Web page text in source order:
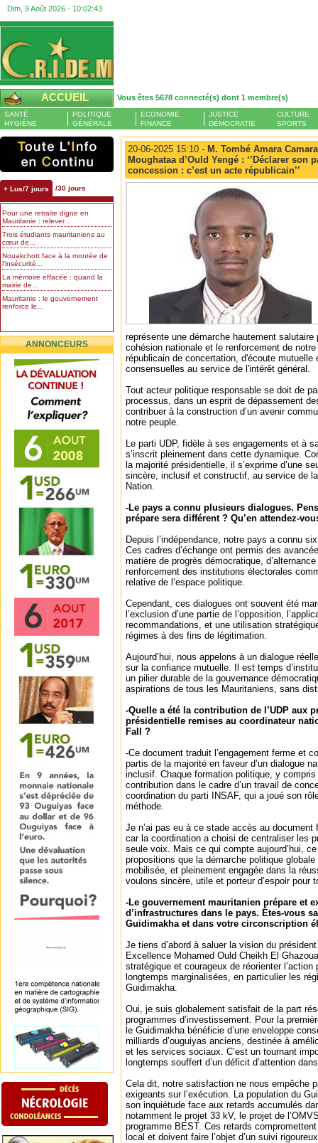
Dim, 9 Août 2026 - 10:02:44
ACCUEIL Vous êtes 5678 connecté(s) dont 1 membre(s)
SANTÉ
HYGIÈNE
POLITIQUE
GÉNÉRALE
ECONOMIE
FINANCE
JUSTICE
DÉMOCRATIE
CULTURE
SPORTS
+ Lus/7 jours /30 jours
Pour une retraite digne en
Mauritanie : relever...
Trois étudiants mauritaniens au
cœur de...
Nouakchott face à la montée de
l’insécurité...
La mémoire effacée : quand la
mairie de...
Mauritanie : le gouvernement
renforce le...
ANNONCEURS
20-06-2025 15:10 - M. Tombé Amara
Moughataa d’Ould Yengé : ‘’Déclarer son
concession : c’est un acte républicain’’
représente une démarche hautement
cohésion nationale et le renforcement de
républicain de concertation, d'écoute mutuelle
consensuelles au service de l'intérêt général.
Tout acteur politique responsable se doit de
processus, dans un esprit de dépassement
contribuer à la construction d’un avenir
notre peuple.
Le parti UDP, fidèle à ses engagements et à
s’inscrit pleinement dans cette dynamique.
la majorité présidentielle, il s’exprime d’une
sincère, inclusif et constructif, au service de
Nation.
-Le pays a connu plusieurs dialogues.
prépare sera différent ? Qu’en attendez-
Depuis l’indépendance, notre pays a connu
Ces cadres d’échange ont permis des
matière de progrès démocratique,
renforcement des institutions électorales
relative de l’espace politique.
Cependant, ces dialogues ont souvent été
l’exclusion d’une partie de l’opposition,
recommandations, et une utilisation
régimes à des fins de légitimation.
Aujourd’hui, nous appelons à un dialogue
sur la confiance mutuelle. Il est temps
un pilier durable de la gouvernance
aspirations de tous les Mauritaniens, sans
-Quelle a été la contribution de l’UDP aux
présidentielle remises au coordinateur
Fall ?
-Ce document traduit l’engagement ferme et
partis de la majorité en faveur d’un dialogue
inclusif. Chaque formation politique, y
contribution dans le cadre d’un travail de
coordination du parti INSAF, qui a joué son
méthode.
Je n’ai pas eu à ce stade accès au
car la coordination a choisi de centraliser les
seule voix. Mais ce qui compte aujourd’hui,
propositions que la démarche politique
mobilisée, et pleinement engagée dans la
voulons sincère, utile et porteur d’espoir pour
-Le gouvernement mauritanien prépare et
d’infrastructures dans le pays. Êtes-vous
Guidimakha et dans votre circonscription
Je tiens d’abord à saluer la vision du
Excellence Mohamed Ould Cheikh El
stratégique et courageux de réorienter
longtemps marginalisées, en particulier les
Guidimakha.
Oui, je suis globalement satisfait de la part
programmes d’investissement. Pour la
le Guidimakha bénéficie d’une enveloppe
milliards d’ouguiyas anciens, destinée à
et les services sociaux. C’est un tournant
longtemps souffert d’un déficit d’attention
Cela dit, notre satisfaction ne nous empêche
exigeants sur l’exécution. La population du
son inquiétude face aux retards accumulés
notamment le projet 33 kV, le projet de
programme BEST. Ces retards
local et doivent faire l’objet d’un suivi